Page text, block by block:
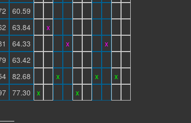
60.59
63.84
x
64.33 x
x
63.42
82.68 x x
x
77.30 x x